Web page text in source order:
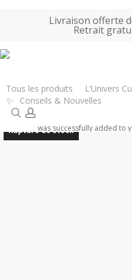
content
Livraison offerte
Retrait
Tous les produits L’Univers
✨ Conseils & Nouvelles
searchaccount
was successfully added to
Accueil Tous les produits
Suzette – Chaussettes Spitz
Rupture de stock